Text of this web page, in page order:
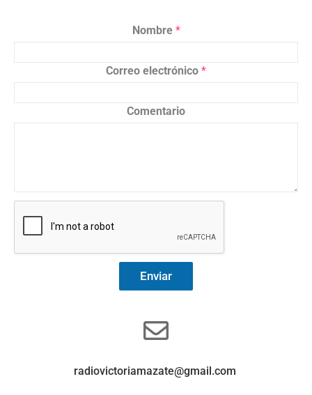
Nombre *
Correo electrónico *
Comentario
Enviar
radiovictoriamazate@gmail.com